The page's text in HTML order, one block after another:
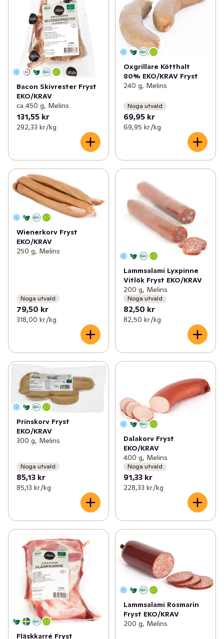
Bacon Skivrester Fryst
EKO/KRAV
ca 450 g, Melins
131,55 kr
292,33 kr /kg
Oxgrillare Kötthalt
80% EKO/KRAV Fryst
240 g, Melins
Noga utvald
69,95 kr
69,95 kr /kg
Wienerkorv Fryst
EKO/KRAV
250 g, Melins
Noga utvald
79,50 kr
318,00 kr /kg
Lammsalami Lyxpinne
Vitlök Fryst EKO/KRAV
200 g, Melins
Noga utvald
82,50 kr
82,50 kr /kg
Prinskorv Fryst
EKO/KRAV
300 g, Melins
Noga utvald
85,13 kr
85,13 kr /kg
Dalakorv Fryst
EKO/KRAV
400 g, Melins
Noga utvald
91,33 kr
228,33 kr /kg
Fläskkarré Fryst
Lammsalami Rosmarin
Fryst EKO/KRAV
200 g, Melins